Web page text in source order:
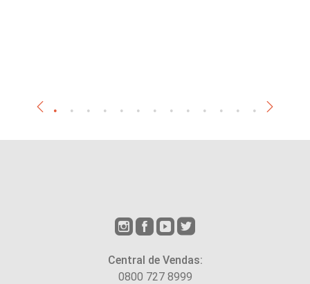
Central de Vendas:
0800 727 8999